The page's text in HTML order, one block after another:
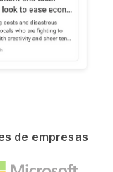
de empresas